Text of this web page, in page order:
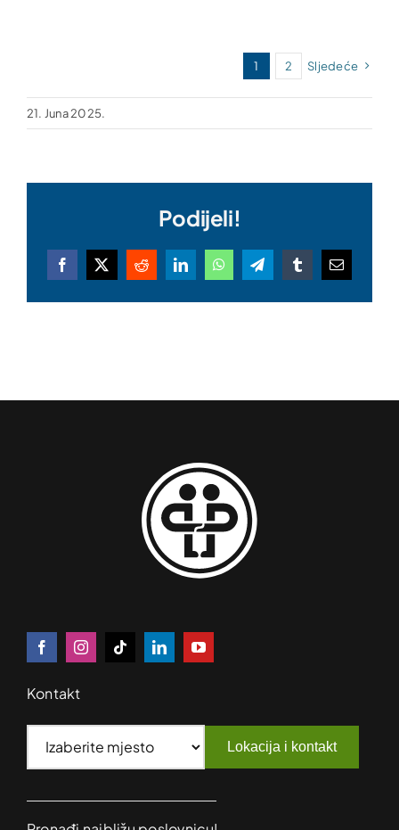
1 2 Sljedeće
21. Juna 2025.
Podijeli!
Facebook
X RedditLinkedInWhatsAppTelegramTumblrEmail
Kontakt
Lokacija i kontakt